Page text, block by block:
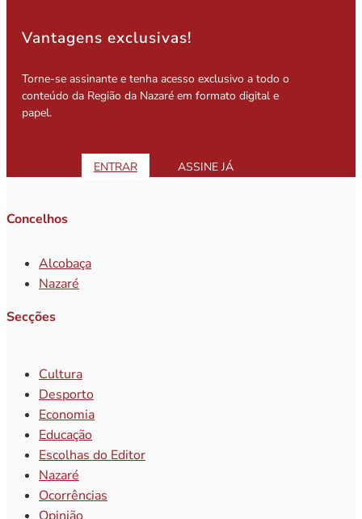
Vantagens exclusivas!
Torne-se assinante e tenha acesso exclusivo a todo o
conteúdo da Região da Nazaré em formato digital e
papel.
ENTRAR ASSINE JÁ
Concelhos
Alcobaça
Nazaré
Secções
Cultura
Desporto
Economia
Educação
Escolhas do Editor
Nazaré
Ocorrências